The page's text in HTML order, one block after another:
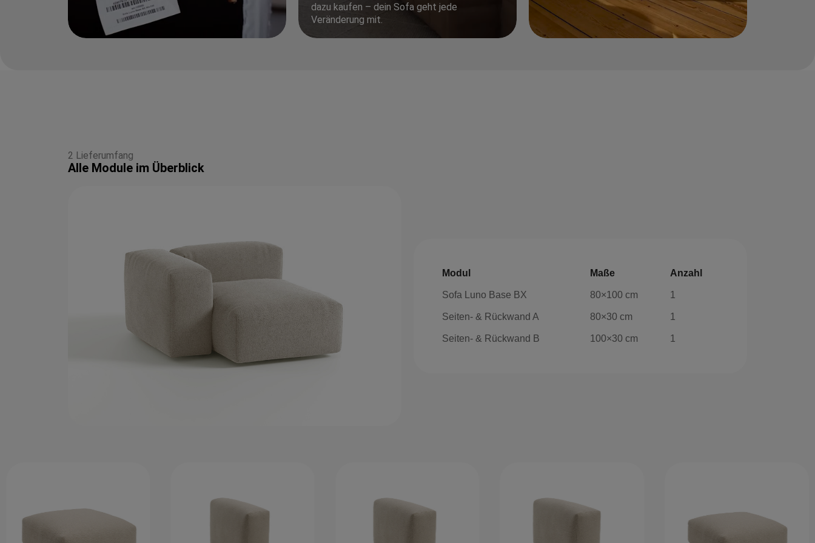
dazu kaufen – dein Sofa geht jede
Veränderung mit.
2 Lieferumfang
Alle Module im Überblick
Modul Maße Anzahl
Sofa Luno Base BX 80×100 cm 1
Seiten- & Rückwand A 80×30 cm 1
Seiten- & Rückwand B 100×30 cm 1